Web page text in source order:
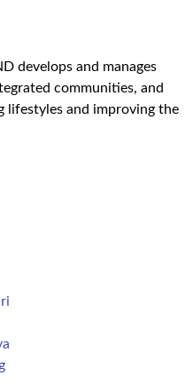
develops and manages
communities, and
lifestyles and improving the